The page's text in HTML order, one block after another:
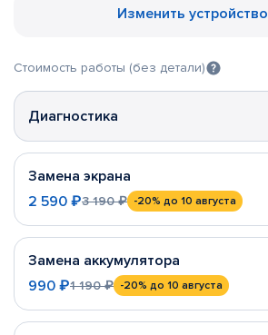
Изменить устройство
Стоимость работы (без детали)
Диагностика
Замена экрана
2 590 ₽3 190 ₽ -20% до 10 августа
Замена аккумулятора
990 ₽1 190 ₽ -20% до 10 августа